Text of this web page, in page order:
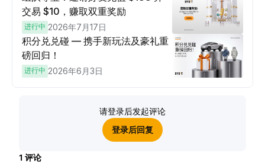
交易 $10，赚取双重奖励
进行中 2026年7月17日
积分兑兑碰 — 携手新玩法及豪礼重
磅回归！
进行中 2026年6月3日
请登录后发起评论
登录后回复
1 评论